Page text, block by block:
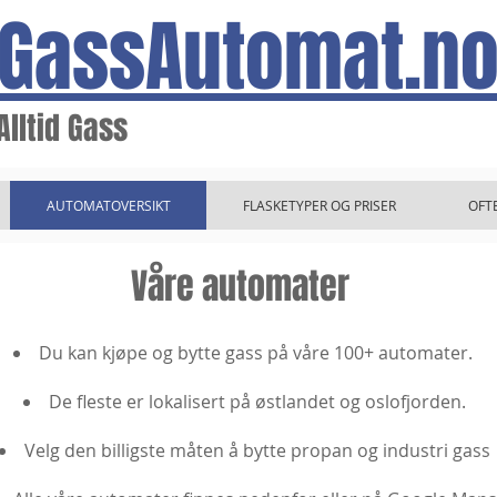
GassAutomat.no
Gass
AUTOMATOVERSIKT FLASKETYPER OG PRISER
Våre automater
Du kan kjøpe og bytte gass på våre 100+ automater.
De fleste er lokalisert på østlandet og oslofjorden.
Velg den billigste måten å bytte propan og industri gass